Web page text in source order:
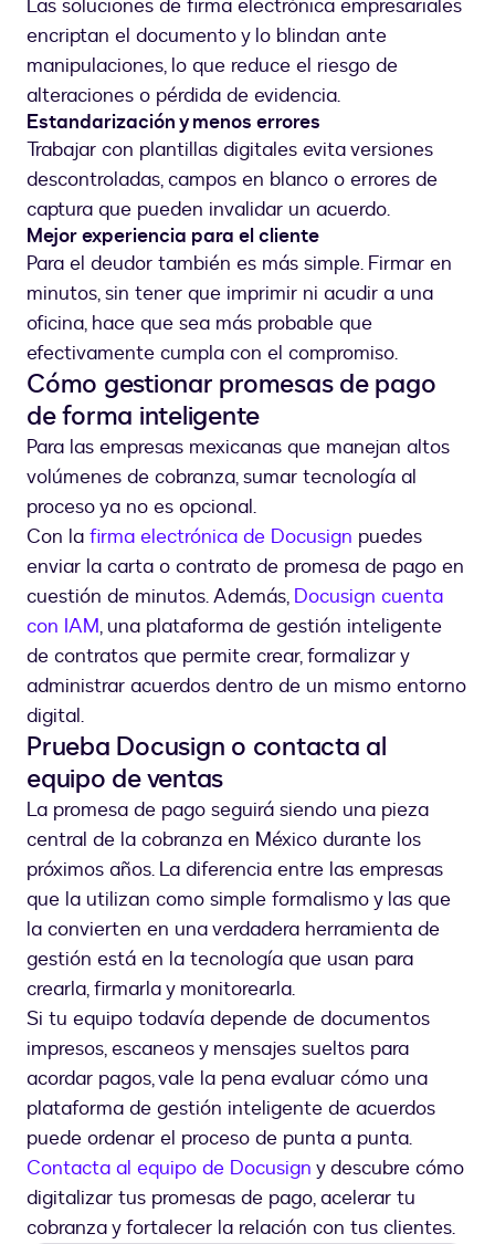
Las soluciones de firma electrónica empresariales
encriptan el documento y lo blindan ante
manipulaciones, lo que reduce el riesgo de
alteraciones o pérdida de evidencia.
Estandarización y menos errores
Trabajar con plantillas digitales evita versiones
descontroladas, campos en blanco o errores de
captura que pueden invalidar un acuerdo.
Mejor experiencia para el cliente
Para el deudor también es más simple. Firmar en
minutos, sin tener que imprimir ni acudir a una
oficina, hace que sea más probable que
efectivamente cumpla con el compromiso.
Cómo gestionar promesas de pago
de forma inteligente
Para las empresas mexicanas que manejan altos
volúmenes de cobranza, sumar tecnología al
proceso ya no es opcional.
Con la firma electrónica de Docusign puedes
enviar la carta o contrato de promesa de pago en
cuestión de minutos. Además, Docusign cuenta
con IAM, una plataforma de gestión inteligente
de contratos que permite crear, formalizar y
administrar acuerdos dentro de un mismo entorno
digital.
Prueba Docusign o contacta al
equipo de ventas
La promesa de pago seguirá siendo una pieza
central de la cobranza en México durante los
próximos años. La diferencia entre las empresas
que la utilizan como simple formalismo y las que
la convierten en una verdadera herramienta de
gestión está en la tecnología que usan para
crearla, firmarla y monitorearla.
Si tu equipo todavía depende de documentos
impresos, escaneos y mensajes sueltos para
acordar pagos, vale la pena evaluar cómo una
plataforma de gestión inteligente de acuerdos
puede ordenar el proceso de punta a punta.
Contacta al equipo de Docusign y descubre cómo
digitalizar tus promesas de pago, acelerar tu
cobranza y fortalecer la relación con tus clientes.